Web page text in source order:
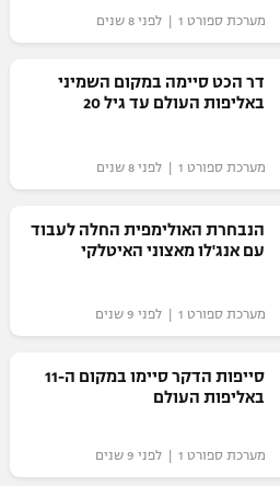
מערכת ספורט 1 | לפני 8 שנים
דר הכט סיימה במקום השמיני
באליפות העולם עד גיל 20
מערכת ספורט 1 | לפני 8 שנים
הנבחרת האולימפית החלה לעבוד
עם אנג'לו מאצוני האיטלקי
מערכת ספורט 1 | לפני 9 שנים
סייפות הדקר סיימו במקום ה-11
באליפות העולם
מערכת ספורט 1 | לפני 9 שנים